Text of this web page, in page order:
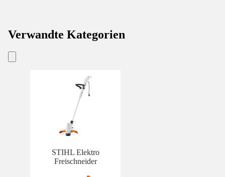
Verwandte Kategorien
STIHL Elektro
Freischneider